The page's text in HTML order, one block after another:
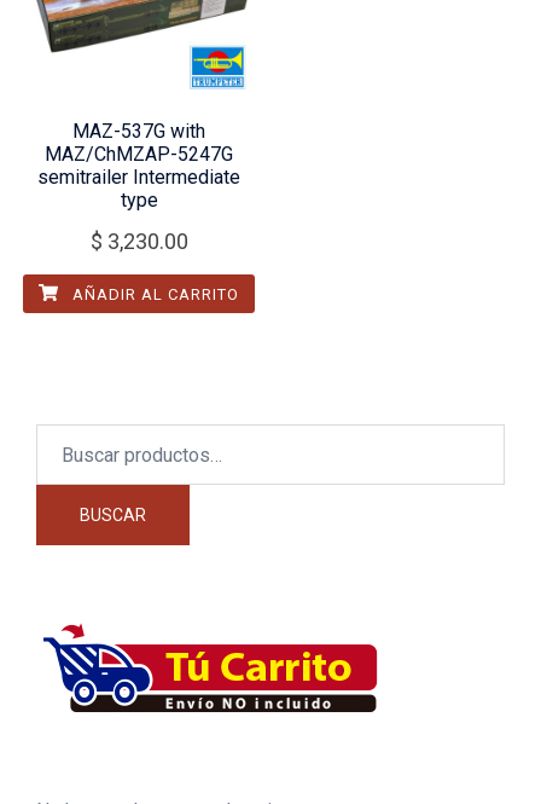
MAZ-537G with
MAZ/ChMZAP-5247G
semitrailer Intermediate
type
$ 3,230.00
AÑADIR AL CARRITO
BUSCAR